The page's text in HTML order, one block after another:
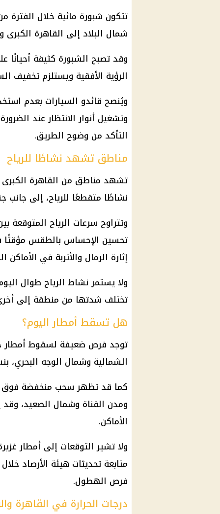
تتكون شبورة مائية خلال الفترة
شمال البلاد إلى القاهرة
وقد تصبح الشبورة كثيفة
الرؤية الأفقية ويستلزم تخفيف
ويُنصح قائدو السيارات بعدم
وتشغيل أنوار الانتظار عند
التأكد من وضوح الطريق.
مناطق تشهد نشاطًا للرياح
تشهد مناطق من القاهرة الكبرى
نشاطًا متقطعًا للرياح، إلى جانب
تحسين الإحساس بالطقس مؤقتًا
إثارة الرمال والأتربة في
ولا يستمر نشاط الرياح طوال
تختلف شدتها من منطقة إلى
هل تسقط أمطار اليوم؟
توجد فرص ضعيفة لسقوط أمطار
الشمالية وشمال الوجه البحري، بنسبة حدوث
كما قد تظهر سحب منخفضة فوق
ومدن القناة وشمال الصعيد،
الأماكن.
ولا تشير التوقعات إلى أمطار
متابعة تحديثات هيئة الأرصاد
فرص الهطول.
درجات الحرارة في القاهرة